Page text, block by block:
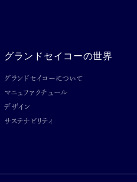
グランドセイコーの世界
グランドセイコーについて
マニュファクチュール
デザイン
サステナビリティ